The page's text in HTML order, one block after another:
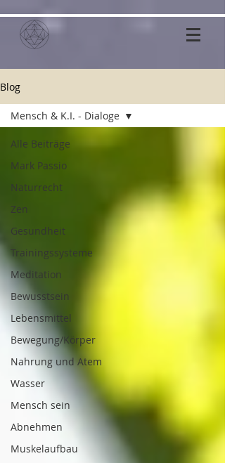
Blog
Alle Beiträge
Mark Passio
Naturrecht
Zen
Gesundheit
Trainingssysteme
Meditation
Bewusstsein
Lebensmittel
Bewegung/Körper
Nahrung und Atem
Wasser
Mensch sein
Abnehmen
Muskelaufbau
Mensch & K.I. - Dialoge